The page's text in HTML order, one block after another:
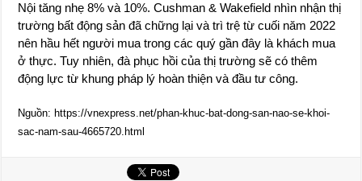
Nội tăng nhẹ 8% và 10%. Cushman & Wakefield nhìn nhận thị
trường bất động sản đã chững lại và trì trệ từ cuối năm 2022
nên hầu hết người mua trong các quý gần đây là khách mua
ở thực. Tuy nhiên, đà phục hồi của thị trường sẽ có thêm
động lực từ khung pháp lý hoàn thiện và đầu tư công.
Nguồn: https://vnexpress.net/phan-khuc-bat-dong-san-nao-se-khoi-
sac-nam-sau-4665720.html